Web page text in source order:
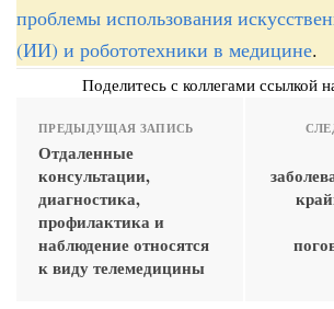
проблемы использования
(ИИ) и робототехники в медицине.
Поделитесь с коллегами ссылкой
ПРЕДЫДУЩАЯ ЗАПИСЬ
Отдаленные
консультации,
диагностика,
профилактика и
наблюдение относятся
к виду телемедицины